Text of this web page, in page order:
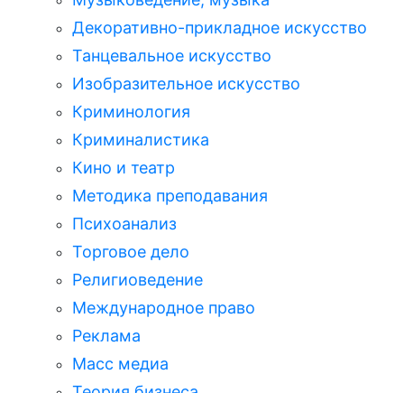
Декоративно-прикладное искусство
Танцевальное искусство
Изобразительное искусство
Криминология
Криминалистика
Кино и театр
Методика преподавания
Психоанализ
Торговое дело
Религиоведение
Международное право
Реклама
Масс медиа